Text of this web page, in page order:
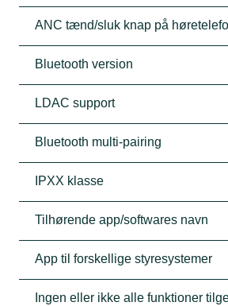
ANC tænd/sluk knap på
Bluetooth version
LDAC support
Bluetooth multi-pairing
IPXX klasse
Tilhørende app/softwares navn
App til forskellige styresystemer
Ingen eller ikke alle funktioner